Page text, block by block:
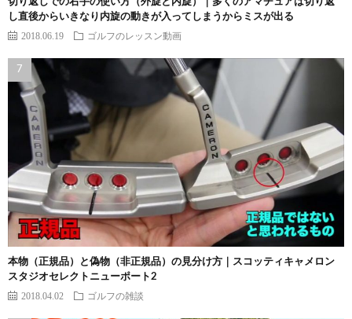
し直後からいきなり内旋の動きが入ってしまうからミスが出る
2018.06.19 ゴルフのレッスン動画
本物（正規品）と偽物（非正規品）の見分け方｜スコッティキャメロン
スタジオセレクトニューポート2
2018.04.02 ゴルフの雑談